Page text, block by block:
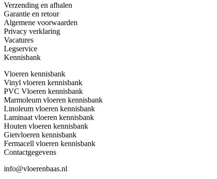
Verzending en afhalen
Garantie en retour
Algemene voorwaarden
Privacy verklaring
Vacatures
Legservice
Kennisbank
Vloeren kennisbank
Vinyl vloeren kennisbank
PVC Vloeren kennisbank
Marmoleum vloeren kennisbank
Linoleum vloeren kennisbank
Laminaat vloeren kennisbank
Houten vloeren kennisbank
Gietvloeren kennisbank
Fermacell vloeren kennisbank
Contactgegevens
info@vloerenbaas.nl